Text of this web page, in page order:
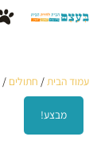
לתוכן
עמוד הבית/ חתולים /
מבצע!